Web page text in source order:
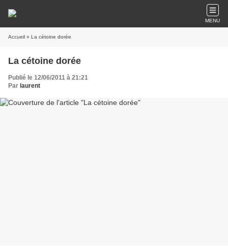
MENU
Accueil » La cétoine dorée
La cétoine dorée
Publié le 12/06/2011 à 21:21
Par laurent